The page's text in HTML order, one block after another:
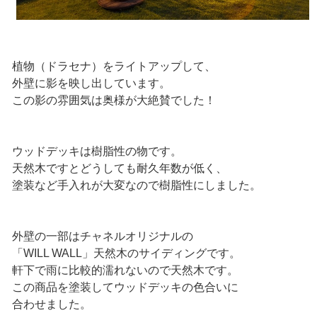
植物（ドラセナ）をライトアップして、
外壁に影を映し出しています。
この影の雰囲気は奥様が大絶賛でした！
ウッドデッキは樹脂性の物です。
天然木ですとどうしても耐久年数が低く、
塗装など手入れが大変なので樹脂性にしました。
外壁の一部はチャネルオリジナルの
「WILL WALL」天然木のサイディングです。
軒下で雨に比較的濡れないので天然木です。
この商品を塗装してウッドデッキの色合いに
合わせました。